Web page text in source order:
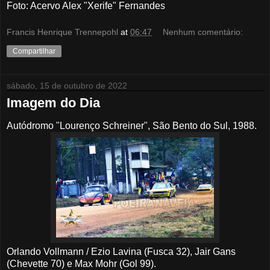
Foto: Acervo Alex "Xerife" Fernandes
Francis Henrique Trennepohl at 06:47 Nenhum comentário:
Compartilhar
sábado, 15 de outubro de 2022
Imagem do Dia
Autódromo "Lourenço Schreiner", São Bento do Sul, 1988.
Orlando Vollmann / Ezio Lavina (Fusca 32), Jair Gans
(Chevette 70) e Max Mohr (Gol 99).